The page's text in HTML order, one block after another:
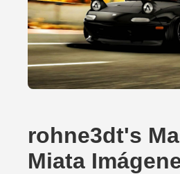
rohne3dt's
Miata